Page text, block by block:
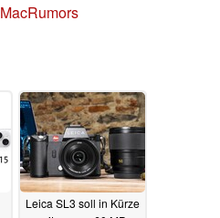
MacRumors
Leica SL3 soll in Kürze